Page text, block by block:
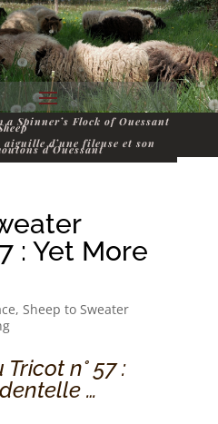
Spinner’s Flock of Ouessant
d’une fileuse et son
d’Ouessant
: Yet More
, Sheep to Sweater
n° 57 :
…